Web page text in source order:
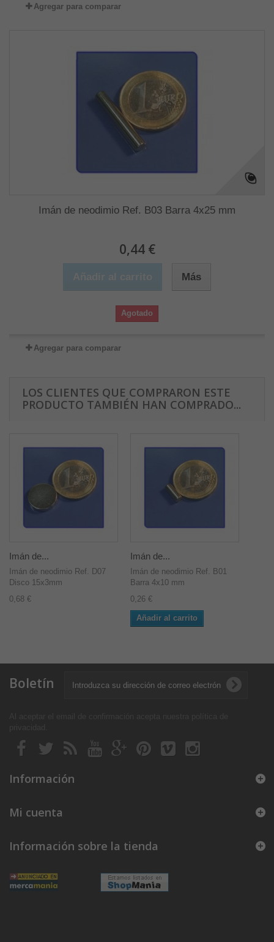
Agregar para comparar
Imán de neodimio Ref. B03 Barra 4x25 mm
0,44 €
Más
Agotado
Agregar para comparar
LOS CLIENTES QUE COMPRARON ESTE
PRODUCTO TAMBIÉN HAN COMPRADO...
Imán de...
Imán de neodimio Ref. D07
Disco 15x3mm
0,68 €
Imán de...
Imán de neodimio Ref. B01
Barra 4x10 mm
0,26 €
Añadir al carrito
Boletín
Información
Mi cuenta
Información sobre la tienda